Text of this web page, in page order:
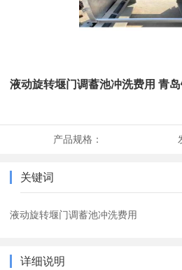
液动旋转堰门调蓄池冲洗费用 青
产品规格：
关键词
液动旋转堰门调蓄池冲洗费用
详细说明